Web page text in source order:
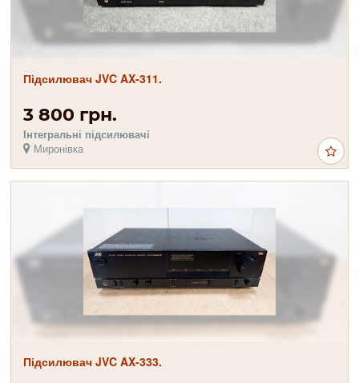
Підсилювач JVC AX-311.
3 800 грн.
Інтегральні підсилювачі
Миронівка
Підсилювач JVC AX-333.